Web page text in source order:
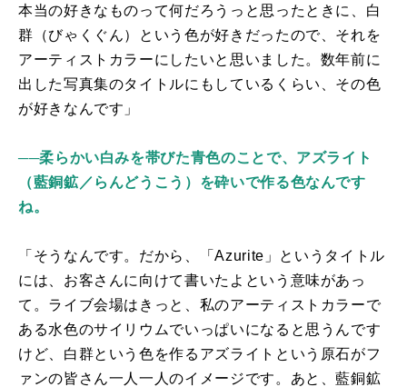
本当の好きなものって何だろうっと思ったときに、白
群（びゃくぐん）という色が好きだったので、それを
アーティストカラーにしたいと思いました。数年前に
出した写真集のタイトルにもしているくらい、その色
が好きなんです」
──柔らかい白みを帯びた青色のことで、アズライト
（藍銅鉱／らんどうこう）を砕いで作る色なんです
ね。
「そうなんです。だから、「Azurite 」というタイトル
には、お客さんに向けて書いたよという意味があっ
て。ライブ会場はきっと、私のアーティストカラーで
ある水色のサイリウムでいっぱいになると思うんです
けど、白群という色を作るアズライトという原石がフ
ァンの皆さん一人一人のイメージです。あと、藍銅鉱